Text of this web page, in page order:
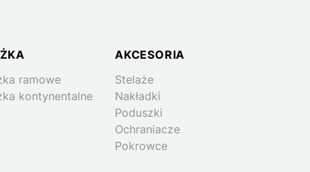
ramowe
kontynentalne
AKCESORIA
Stelaże
Nakładki
Poduszki
Ochraniacze
Pokrowce